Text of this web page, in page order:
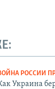
РОССИИ
Украина